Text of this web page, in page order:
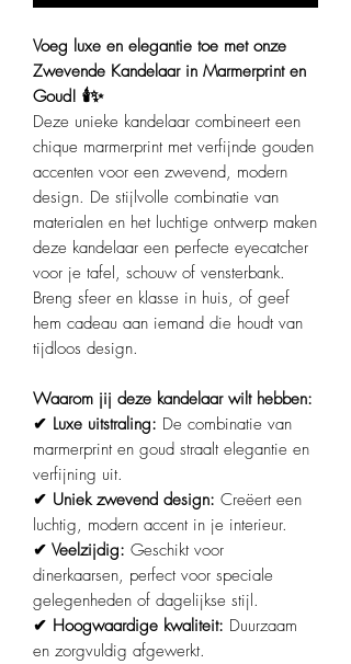
Voeg luxe en elegantie toe met onze
Zwevende Kandelaar in Marmerprint en
Goud! 🕯️✨
Deze unieke kandelaar combineert een
chique marmerprint met verfijnde gouden
accenten voor een zwevend, modern
design. De stijlvolle combinatie van
materialen en het luchtige ontwerp maken
deze kandelaar een perfecte eyecatcher
voor je tafel, schouw of vensterbank.
Breng sfeer en klasse in huis, of geef
hem cadeau aan iemand die houdt van
tijdloos design.
Waarom jij deze kandelaar wilt hebben:
✔ Luxe uitstraling: De combinatie van
marmerprint en goud straalt elegantie en
verfijning uit.
✔ Uniek zwevend design: Creëert een
luchtig, modern accent in je interieur.
✔ Veelzijdig: Geschikt voor
dinerkaarsen, perfect voor speciale
gelegenheden of dagelijkse stijl.
✔ Hoogwaardige kwaliteit: Duurzaam
en zorgvuldig afgewerkt.